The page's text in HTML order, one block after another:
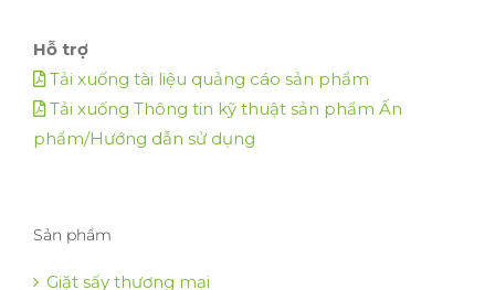
Hỗ trợ
Tải xuống tài liệu quảng cáo sản phẩm
Tải xuống Thông tin kỹ thuật sản phẩm Ấn
phẩm/Hướng dẫn sử dụng
Sản phẩm
Giặt sấy thương mại